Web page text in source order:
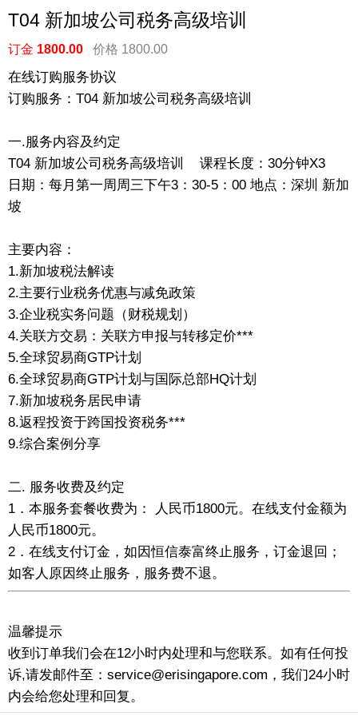
T04 新加坡公司税务高级培训
订金 1800.00 价格 1800.00
在线订购服务协议
订购服务： T04 新加坡公司税务高级培训
一.服务内容及约定
T04 新加坡公司税务高级培训 课程长度：30分钟X3
日期：每月第一周周三下午3：30-5：00 地点：深圳 新加
坡
主要内容：
1.新加坡税法解读
2.主要行业税务优惠与减免政策
3.企业税实务问题（财税规划）
4.关联方交易：关联方申报与转移定价***
5.全球贸易商GTP计划
6.全球贸易商GTP计划与国际总部HQ计划
7.新加坡税务居民申请
8.返程投资于跨国投资税务***
9.综合案例分享
二. 服务收费及约定
1．本服务套餐收费为： 人民币1800元。在线支付金额为
人民币1800元。
2．在线支付订金，如因恒信泰富终止服务，订金退回；
如客人原因终止服务，服务费不退。
温馨提示
收到订单我们会在12小时内处理和与您联系。如有任何投
诉,请发邮件至：service@erisingapore.com，我们24小时
内会给您处理和回复。